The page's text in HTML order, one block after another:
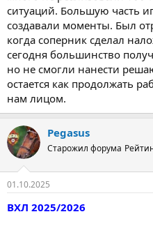
ситуаций. Большую часть
создавали моменты. Был
когда соперник сделал
сегодня большинство
но не смогли нанести
остается как продолжать
нам лицом.
Pegasus
Старожил форума
01.10.2025
ВХЛ 2025/2026